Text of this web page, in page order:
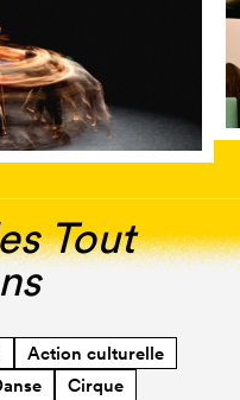
Tout
Action culturelle
Cirque